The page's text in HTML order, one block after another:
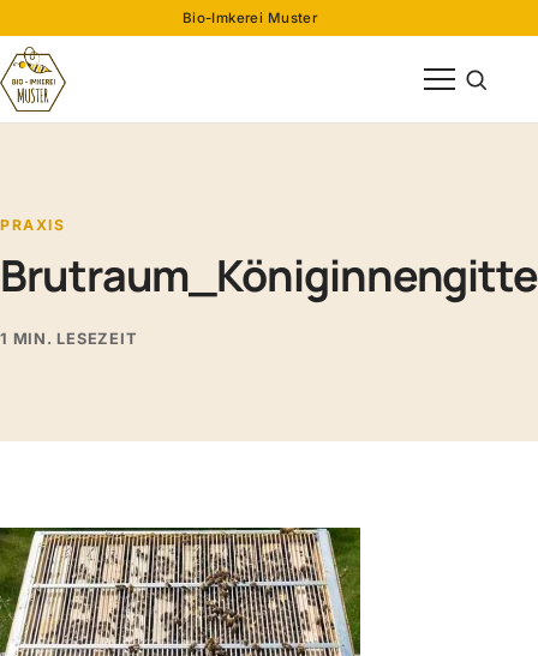
Bio-Imkerei Muster
Menü öffnen
Suche
PRAXIS
1 MIN. LESEZEIT